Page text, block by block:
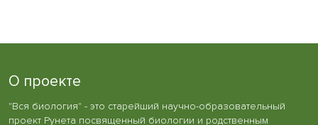
О проекте
"Вся биология" - это старейший научно-образовательный
проект Рунета посвященный биологии и родственным